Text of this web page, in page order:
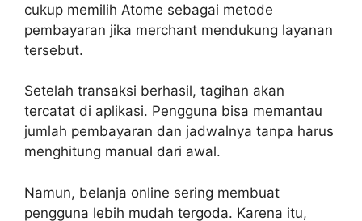
cukup memilih Atome sebagai metode
pembayaran jika merchant mendukung layanan
tersebut.
Setelah transaksi berhasil, tagihan akan
tercatat di aplikasi. Pengguna bisa memantau
jumlah pembayaran dan jadwalnya tanpa harus
menghitung manual dari awal.
Namun, belanja online sering membuat
pengguna lebih mudah tergoda. Karena itu,